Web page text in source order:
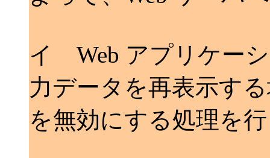
イ Web アプリケー
力データを再表示す
を無効にする処理を